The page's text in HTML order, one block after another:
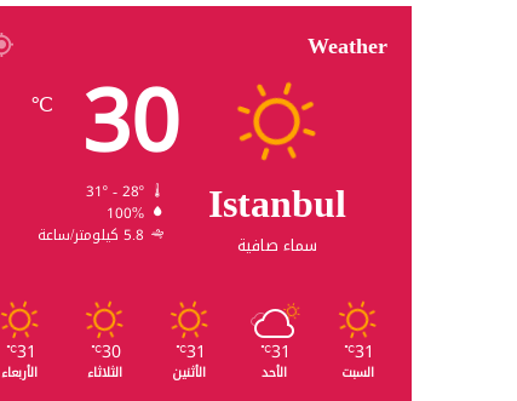
Weather
Istanbul
سماء صافية
30
℃
31º - 28º
100%
5.8 كيلومتر/ساعة
31
℃
السبت
31
℃
الأحد
31
℃
الأثنين
30
℃
الثلاثاء
31
℃
الأربعاء